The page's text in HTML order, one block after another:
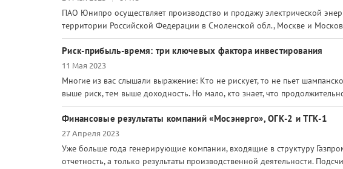
ПАО Юнипро осуществляет производство и продажу электрической
территории Российской Федерации в Смоленской обл., Москве и
Риск-прибыль-время: три ключевых фактора инвестирования
11 Мая 2023
Многие из вас слышали выражение: Кто не рискует, то не пьет
выше риск, тем выше доходность. Но мало, кто знает, что
Финансовые результаты компаний «Мосэнерго», ОГК-2 и ТГК-1
27 Апреля 2023
Уже больше года генерирующие компании, входящие в структуру
отчетность, а только результаты производственной деятельности.